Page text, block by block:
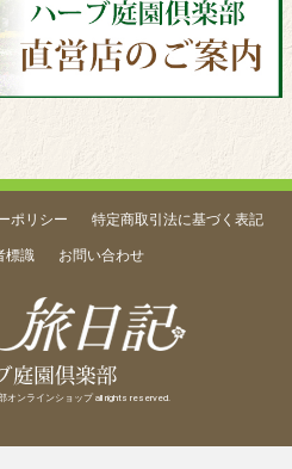
ポリシー 特定商取引法に基づく表記
標識 お問い合わせ
オンラインショップ all rights reserved.